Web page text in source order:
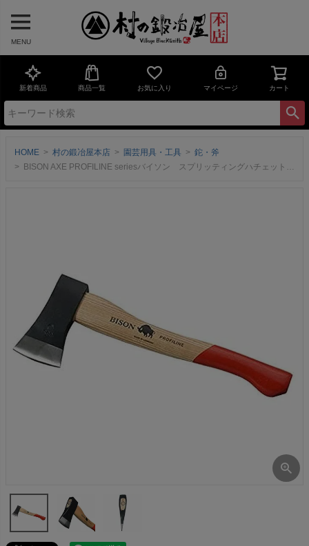
MENU
新着商品 商品一覧 お気に入り マイページ カート
HOME 村の鍛冶屋本店 園芸用具・工具
鉈・斧
BISON AXE PROFILINE seriesバイソン スプリッティングハチェット［BN02］柄：380mm×重さ800gドイツのクラフトマンシップが生み出す最高の斧シリーズ【頑張って送料無料！】